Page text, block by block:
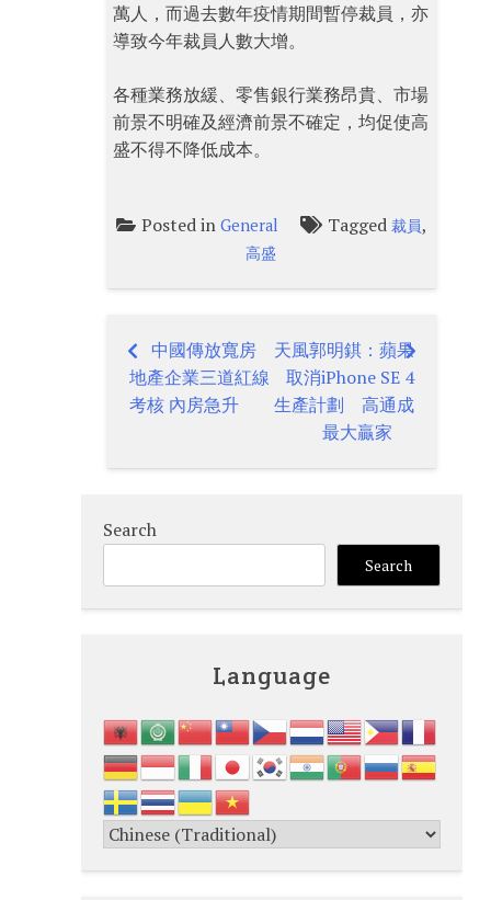
萬人，而過去數年疫情期間暫停裁員，亦
導致今年裁員人數大增。
各種業務放緩、零售銀行業務昂貴、市場
前景不明確及經濟前景不確定，均促使高
盛不得不降低成本。
Posted inGeneral Tagged裁員,
高盛
Post
navigation
中國傳放寬房
地產企業三道紅線
考核 內房急升
天風郭明錤：蘋果
取消iPhone SE 4
生產計劃 高通成
最大贏家
Search
Search
Language